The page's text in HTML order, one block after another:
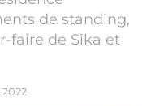
de standing,
faire de Sika et